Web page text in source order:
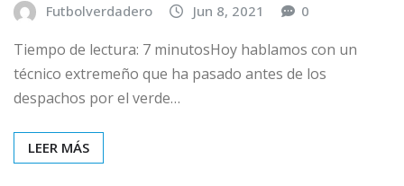
Futbolverdadero Jun 8, 2021 0
Tiempo de lectura: 7 minutosHoy hablamos con un
técnico extremeño que ha pasado antes de los
despachos por el verde…
LEER MÁS